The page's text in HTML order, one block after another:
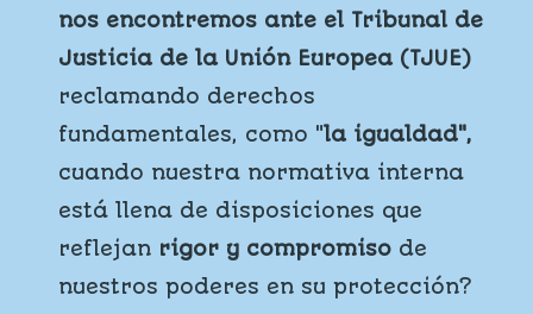
nos encontremos ante el Tribunal de
Justicia de la Unión Europea (TJUE)
reclamando derechos
fundamentales, como "la igualdad",
cuando nuestra normativa interna
está llena de disposiciones que
reflejan rigor y compromiso de
nuestros poderes en su protección?